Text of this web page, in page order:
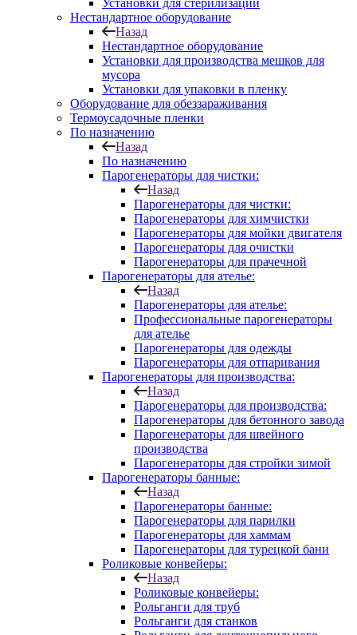
Установки для стерилизации
Нестандартное оборудование
Назад
Нестандартное оборудование
Установки для производства мешков для
мусора
Установки для упаковки в пленку
Оборудование для обеззараживания
Термоусадочные пленки
По назначению
Назад
По назначению
Парогенераторы для чистки:
Назад
Парогенераторы для чистки:
Парогенераторы для химчистки
Парогенераторы для мойки двигателя
Парогенераторы для очистки
Парогенераторы для прачечной
Парогенераторы для ателье:
Назад
Парогенераторы для ателье:
Профессиональные парогенераторы
для ателье
Парогенераторы для одежды
Парогенераторы для отпаривания
Парогенераторы для производства:
Назад
Парогенераторы для производства:
Парогенераторы для бетонного завода
Парогенераторы для швейного
производства
Парогенераторы для стройки зимой
Парогенераторы банные:
Назад
Парогенераторы банные:
Парогенераторы для парилки
Парогенераторы для хаммам
Парогенераторы для турецкой бани
Роликовые конвейеры:
Назад
Роликовые конвейеры:
Рольганги для труб
Рольганги для станков